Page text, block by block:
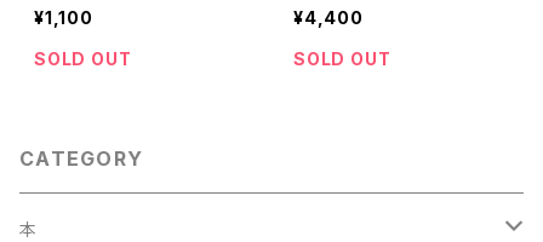
¥1,100
SOLD OUT
e forgotten history of th
rowing and catching
¥4,400
SOLD OUT
CATEGORY
本